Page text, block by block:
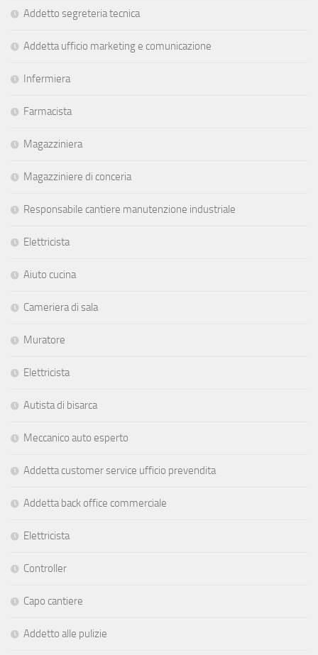
Addetto segreteria tecnica
Addetta ufficio marketing e comunicazione
Infermiera
Farmacista
Magazziniera
Magazziniere di conceria
Responsabile cantiere manutenzione industriale
Elettricista
Aiuto cucina
Cameriera di sala
Muratore
Elettricista
Autista di bisarca
Meccanico auto esperto
Addetta customer service ufficio prevendita
Addetta back office commerciale
Elettricista
Controller
Capo cantiere
Addetto alle pulizie